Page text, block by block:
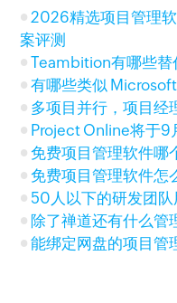
2026精选项目管理
案评测
Teambition有哪些替
有哪些类似
多项目并行，项目经
Project Online将于9
免费项目管理软件哪
免费项目管理软件怎
50人以下的研发团队
除了禅道还有什么管
能绑定网盘的项目管